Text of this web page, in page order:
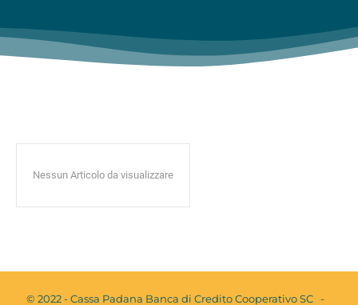
Nessun Articolo da visualizzare
© 2022 - Cassa Padana Banca di Credito Cooperativo SC -